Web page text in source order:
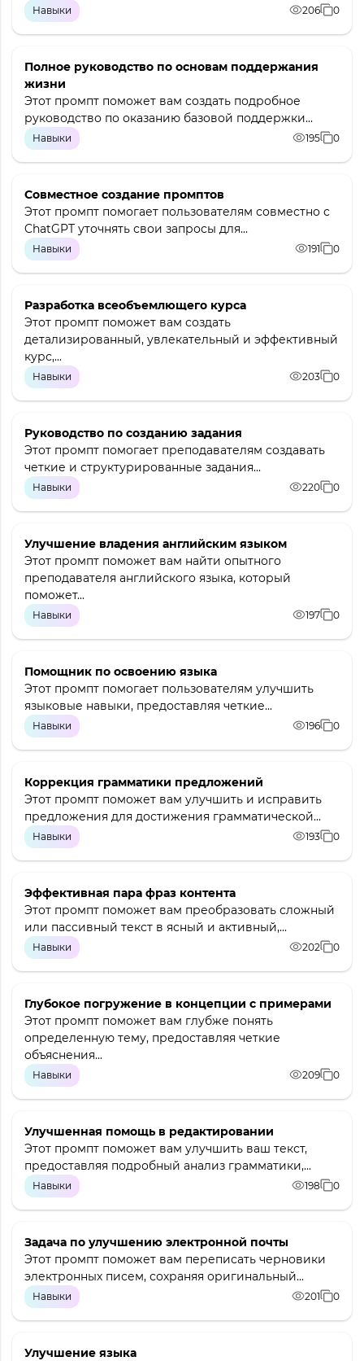
Навыки 206 0
Полное руководство по основам поддержания
жизни
Этот промпт поможет вам создать подробное
руководство по оказанию базовой поддержки...
Навыки 195 0
Совместное создание промптов
Этот промпт помогает пользователям совместно с
ChatGPT уточнять свои запросы для...
Навыки 191 0
Разработка всеобъемлющего курса
Этот промпт поможет вам создать
детализированный, увлекательный и эффективный
курс,...
Навыки 203 0
Руководство по созданию задания
Этот промпт помогает преподавателям создавать
четкие и структурированные задания...
Навыки 220 0
Улучшение владения английским языком
Этот промпт поможет вам найти опытного
преподавателя английского языка, который
поможет...
Навыки 197 0
Помощник по освоению языка
Этот промпт помогает пользователям улучшить
языковые навыки, предоставляя четкие...
Навыки 196 0
Коррекция грамматики предложений
Этот промпт поможет вам улучшить и исправить
предложения для достижения грамматической...
Навыки 193 0
Эффективная пара фраз контента
Этот промпт поможет вам преобразовать сложный
или пассивный текст в ясный и активный,...
Навыки 202 0
Глубокое погружение в концепции с примерами
Этот промпт поможет вам глубже понять
определенную тему, предоставляя четкие
объяснения...
Навыки 209 0
Улучшенная помощь в редактировании
Этот промпт поможет вам улучшить ваш текст,
предоставляя подробный анализ грамматики,...
Навыки 198 0
Задача по улучшению электронной почты
Этот промпт поможет вам переписать черновики
электронных писем, сохраняя оригинальный...
Навыки 201 0
Улучшение языка